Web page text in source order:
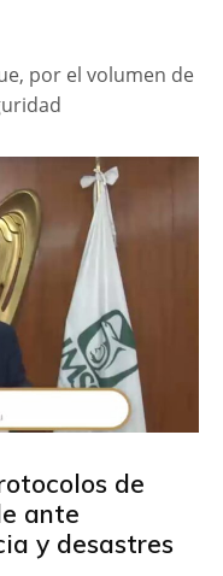
por el volumen de
de
ante
y desastres